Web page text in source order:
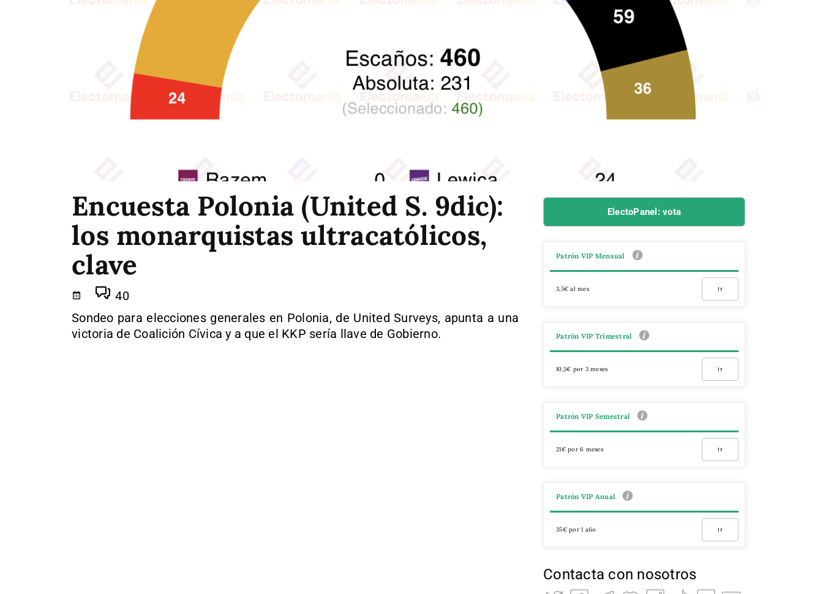
Encuesta Polonia (United S. 9dic):
los monarquistas ultracatólicos,
clave
40
Sondeo para elecciones generales en Polonia, de United Surveys, apunta a una
victoria de Coalición Cívica y a que el KKP sería llave de Gobierno.
ElectoPanel: vota
Patrón VIP Mensual
3,5€ al mes Ir
Patrón VIP Trimestral
10,5€ por 3 meses Ir
Patrón VIP Semestral
21€ por 6 meses Ir
Patrón VIP Anual
35€ por 1 año Ir
Contacta con nosotros